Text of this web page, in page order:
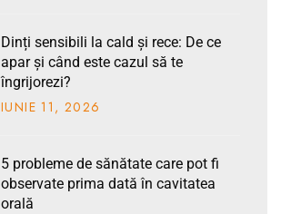
Dinți sensibili la cald și rece: De ce
apar și când este cazul să te
îngrijorezi?
IUNIE11 , 2026
5 probleme de sănătate care pot fi
observate prima dată în cavitatea
orală